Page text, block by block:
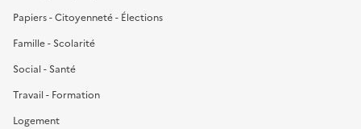
Papiers - Citoyenneté - Élections
Famille - Scolarité
Social - Santé
Travail - Formation
Logement